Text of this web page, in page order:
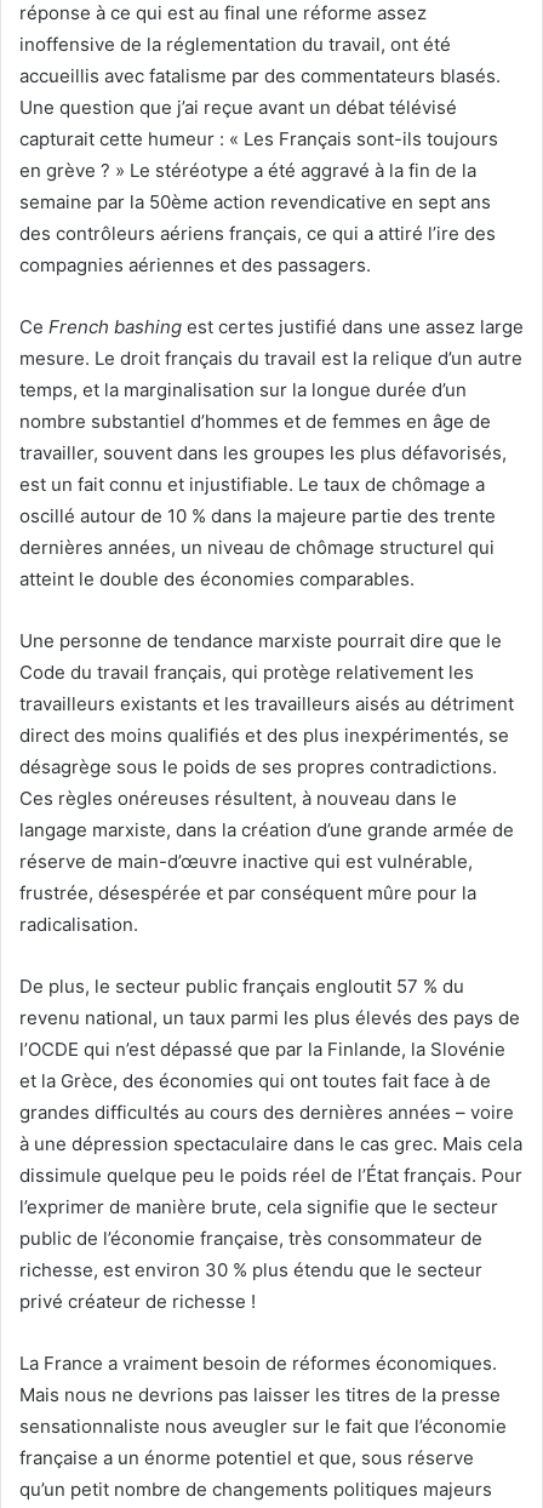
réponse à ce qui est au final une réforme assez
inoffensive de la réglementation du travail, ont été
accueillis avec fatalisme par des commentateurs blasés.
Une question que j’ai reçue avant un débat télévisé
capturait cette humeur : « Les Français sont-ils toujours
en grève ? » Le stéréotype a été aggravé à la fin de la
semaine par la 50ème action revendicative en sept ans
des contrôleurs aériens français, ce qui a attiré l’ire des
compagnies aériennes et des passagers.
Ce French bashing est certes justifié dans une assez large
mesure. Le droit français du travail est la relique d’un autre
temps, et la marginalisation sur la longue durée d’un
nombre substantiel d’hommes et de femmes en âge de
travailler, souvent dans les groupes les plus défavorisés,
est un fait connu et injustifiable. Le taux de chômage a
oscillé autour de 10 % dans la majeure partie des trente
dernières années, un niveau de chômage structurel qui
atteint le double des économies comparables.
Une personne de tendance marxiste pourrait dire que le
Code du travail français, qui protège relativement les
travailleurs existants et les travailleurs aisés au détriment
direct des moins qualifiés et des plus inexpérimentés, se
désagrège sous le poids de ses propres contradictions.
Ces règles onéreuses résultent, à nouveau dans le
langage marxiste, dans la création d’une grande armée de
réserve de main-d’œuvre inactive qui est vulnérable,
frustrée, désespérée et par conséquent mûre pour la
radicalisation.
De plus, le secteur public français engloutit 57 % du
revenu national, un taux parmi les plus élevés des pays de
l’OCDE qui n’est dépassé que par la Finlande, la Slovénie
et la Grèce, des économies qui ont toutes fait face à de
grandes difficultés au cours des dernières années – voire
à une dépression spectaculaire dans le cas grec. Mais cela
dissimule quelque peu le poids réel de l’État français. Pour
l’exprimer de manière brute, cela signifie que le secteur
public de l’économie française, très consommateur de
richesse, est environ 30 % plus étendu que le secteur
privé créateur de richesse !
La France a vraiment besoin de réformes économiques.
Mais nous ne devrions pas laisser les titres de la presse
sensationnaliste nous aveugler sur le fait que l’économie
française a un énorme potentiel et que, sous réserve
qu’un petit nombre de changements politiques majeurs